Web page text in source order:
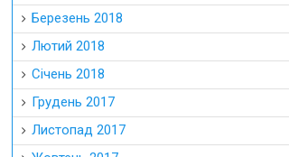
Березень 2018
Лютий 2018
Січень 2018
Грудень 2017
Листопад 2017